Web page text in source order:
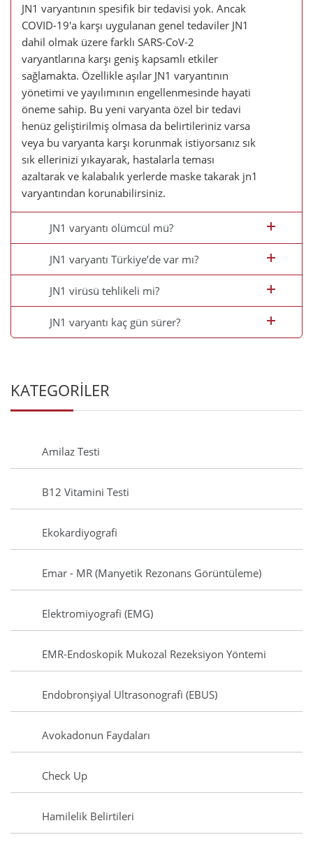
JN1 varyantının spesifik bir tedavisi yok. Ancak
COVID-19'a karşı uygulanan genel tedaviler JN1
dahil olmak üzere farklı SARS-CoV-2
varyantlarına karşı geniş kapsamlı etkiler
sağlamakta. Özellikle aşılar JN1 varyantının
yönetimi ve yayılımının engellenmesinde hayati
öneme sahip. Bu yeni varyanta özel bir tedavi
henüz geliştirilmiş olmasa da belirtileriniz varsa
veya bu varyanta karşı korunmak istiyorsanız sık
sık ellerinizi yıkayarak, hastalarla teması
azaltarak ve kalabalık yerlerde maske takarak jn1
varyantından korunabilirsiniz.
JN1 varyantı ölümcül mü?
JN1 varyantı Türkiye’de var mı?
JN1 virüsü tehlikeli mi?
JN1 varyantı kaç gün sürer?
KATEGORİLER
Amilaz Testi
B12 Vitamini Testi
Ekokardiyografi
Emar - MR (Manyetik Rezonans Görüntüleme)
Elektromiyografi (EMG)
EMR-Endoskopik Mukozal Rezeksiyon Yöntemi
Endobronşiyal Ultrasonografi (EBUS)
Avokadonun Faydaları
Check Up
Hamilelik Belirtileri